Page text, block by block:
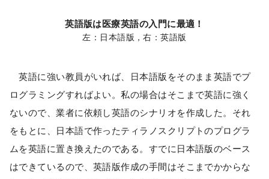
英語版は医療英語の入門に最適！
左：日本語版，右：英語版
英語に強い教員がいれば、日本語版をそのまま英語でプ
ログラミングすればよい。私の場合はそこまで英語に強く
ないので、業者に依頼し英語のシナリオを作成した。それ
をもとに、日本語で作ったティラノスクリプトのプログラ
ムを英語に置き換えたのである。すでに日本語版のベース
はできているので、英語版作成の手間はそこまでかからな